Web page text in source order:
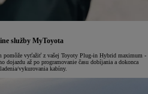
služby MyToyota
pomôže vyťažiť z vašej Toyoty Plug-in Hybrid maximum -
dojazdu až po programovanie času dobíjania a dokonca
vykurovania kabíny.